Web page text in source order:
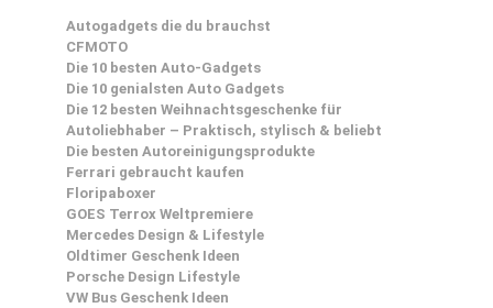
Autogadgets die du brauchst
CFMOTO
Die 10 besten Auto-Gadgets
Die 10 genialsten Auto Gadgets
Die 12 besten Weihnachtsgeschenke für
Autoliebhaber – Praktisch, stylisch & beliebt
Die besten Autoreinigungsprodukte
Ferrari gebraucht kaufen
Floripaboxer
GOES Terrox Weltpremiere
Mercedes Design & Lifestyle
Oldtimer Geschenk Ideen
Porsche Design Lifestyle
VW Bus Geschenk Ideen